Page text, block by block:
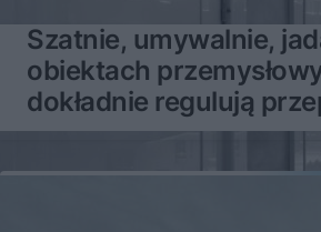
Szatnie, umywalnie,
obiektach
dokładnie regulują